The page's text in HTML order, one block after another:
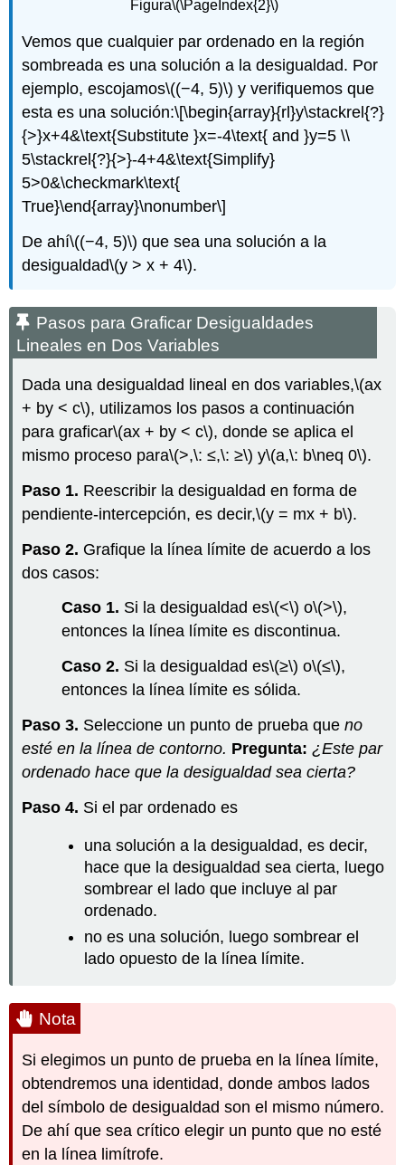
Figura\(\PageIndex{2}\)
Vemos que cualquier par ordenado en la región
sombreada es una solución a la desigualdad. Por
ejemplo, escojamos\((−4, 5)\) y verifiquemos que
esta es una solución:\[\begin{array}{rl}y\stackrel{?}
{>}x+4&\text{Substitute }x=-4\text{ and }y=5 \\
5\stackrel{?}{>}-4+4&\text{Simplify}
5>0&\checkmark\text{
True}\end{array}\nonumber\]
De ahí\((−4, 5)\) que sea una solución a la
desigualdad\(y > x + 4\).
Pasos para Graficar Desigualdades
Lineales en Dos Variables
Dada una desigualdad lineal en dos variables,\(ax
+ by < c\), utilizamos los pasos a continuación
para graficar\(ax + by < c\), donde se aplica el
mismo proceso para\(>,\: ≤,\: ≥\) y\(a,\: b\neq 0\).
Paso 1. Reescribir la desigualdad en forma de
pendiente-intercepción, es decir,\(y = mx + b\).
Paso 2. Grafique la línea límite de acuerdo a los
dos casos:
Caso 1. Si la desigualdad es\(<\) o\(>\),
entonces la línea límite es discontinua.
Caso 2. Si la desigualdad es\(≥\) o\(≤\),
entonces la línea límite es sólida.
Paso 3. Seleccione un punto de prueba queno
esté en la línea de contorno. Pregunta: ¿Este par
ordenado hace que la desigualdad sea cierta?
Paso 4. Si el par ordenado es
una solución a la desigualdad, es decir,
hace que la desigualdad sea cierta, luego
sombrear el lado que incluye al par
ordenado.
no es una solución, luego sombrear el
lado opuesto de la línea límite.
Nota
Si elegimos un punto de prueba en la línea límite,
obtendremos una identidad, donde ambos lados
del símbolo de desigualdad son el mismo número.
De ahí que sea crítico elegir un punto que no esté
en la línea limítrofe.